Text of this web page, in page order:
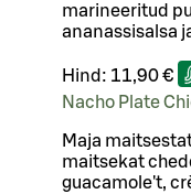
marineeritud
ananassisalsa
Hind: 11,90 €
Nacho Plate
Maja
maitsekat
guacamole't,